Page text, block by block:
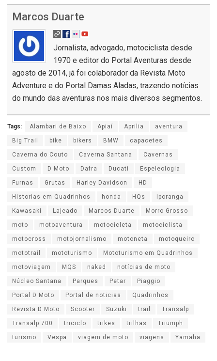
Marcos Duarte
Jornalista, advogado, motociclista desde
1970 e editor do Portal Aventuras desde
agosto de 2014, já foi colaborador da Revista Moto
Adventure e do Portal Damas Aladas, trazendo notícias
do mundo das aventuras nos mais diversos segmentos.
Tags: Alambari de Baixo Apiaí Aprilia aventura
Big Trail bike bikers BMW capacetes
Caverna do Couto Caverna Santana Cavernas
Custom D Moto Dafra Ducati Espeleologia
Furnas Grutas Harley Davidson HD
Historias em Quadrinhos honda HQs Iporanga
Kawasaki Lajeado Marcos Duarte Morro Grosso
moto motoaventura motocicleta motociclista
motocross motojornalismo motoneta motoqueiro
mototrail mototurismo Mototurismo em Quadrinhos
motoviagem MQS naked notícias de moto
Núcleo Santana Parques Petar Piaggio
Portal D Moto Portal de noticias Quadrinhos
Revista D Moto Scooter Suzuki trail Transalp
Transalp 700 triciclo trikes trilhas Triumph
turismo Vespa viagem de moto viagens Yamaha